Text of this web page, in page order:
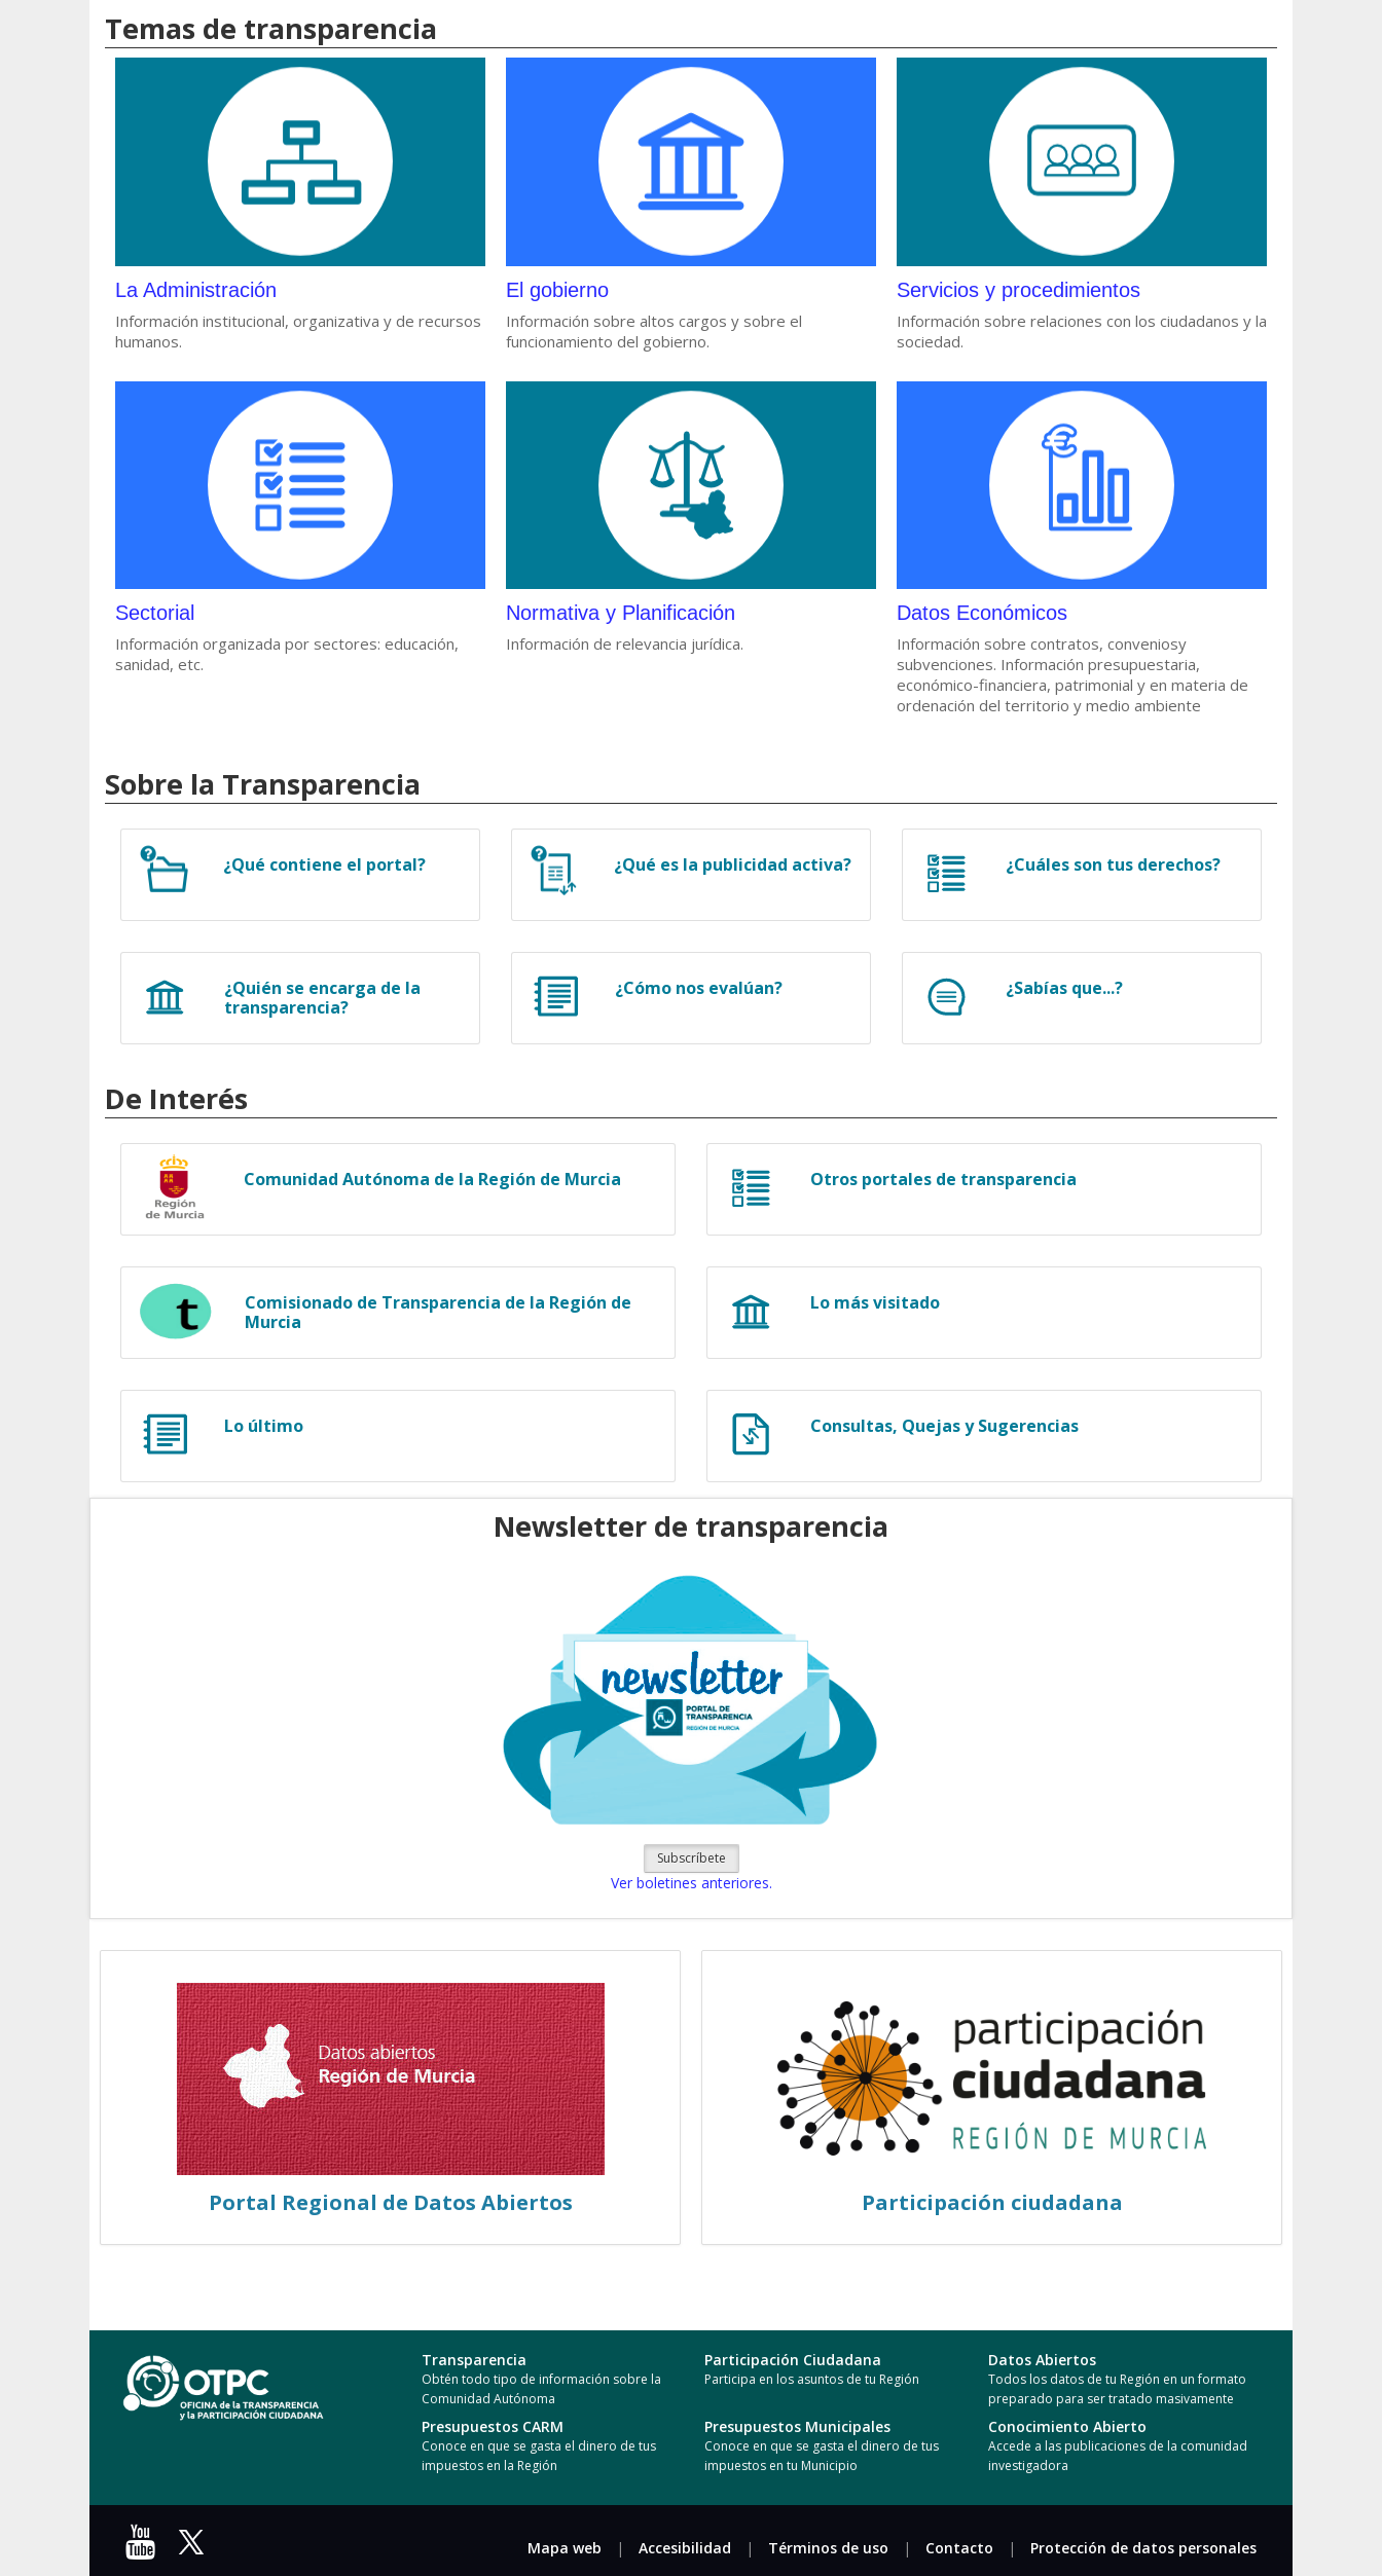
Temas de transparencia
La Administración
Información institucional, organizativa y de recursos
humanos.
El gobierno
Información sobre altos cargos y sobre el
funcionamiento del gobierno.
Servicios y procedimientos
Información sobre relaciones con los ciudadanos y la
sociedad.
Sectorial
Información organizada por sectores: educación,
sanidad, etc.
Normativa y Planificación
Información de relevancia jurídica.
Datos Económicos
Información sobre contratos, conveniosy
subvenciones. Información presupuestaria,
económico-financiera, patrimonial y en materia de
ordenación del territorio y medio ambiente
Sobre la Transparencia
¿Qué contiene el portal? ¿Qué es la publicidad activa? ¿Cuáles son tus derechos?
¿Quién se encarga de la
transparencia?
¿Cómo nos evalúan? ¿Sabías que...?
De Interés
Comunidad Autónoma de la Región de Murcia Otros portales de transparencia
Comisionado de Transparencia de la Región de
Murcia
Lo más visitado
Lo último Consultas, Quejas y Sugerencias
Newsletter de transparencia
Subscríbete
Ver boletines anteriores.
Portal Regional de Datos Abiertos Participación ciudadana
Transparencia
Obtén todo tipo de información sobre la
Comunidad Autónoma
Participación Ciudadana
Participa en los asuntos de tu Región
Datos Abiertos
Todos los datos de tu Región en un formato
preparado para ser tratado masivamente
Presupuestos CARM
Conoce en que se gasta el dinero de tus
impuestos en la Región
Presupuestos Municipales
Conoce en que se gasta el dinero de tus
impuestos en tu Municipio
Conocimiento Abierto
Accede a las publicaciones de la comunidad
investigadora
Mapa web | Accesibilidad | Términos de uso | Contacto | Protección de datos personales